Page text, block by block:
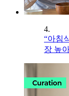
4.
“아침
장 높